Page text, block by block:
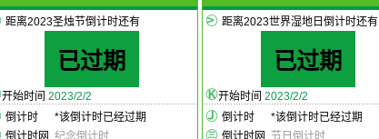
距离2023圣烛节倒计时还有
已过期
开始时间 2023/2/2
倒计时
*该倒计时已经过期
倒计时网 纪念倒计时
距离2023世界湿地日倒计时还有
已过期
开始时间 2023/2/2
倒计时
*该倒计时已经过期
倒计时网
节日倒计时